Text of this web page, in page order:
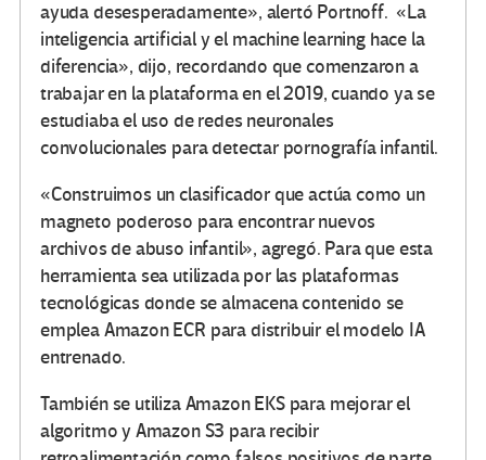
ayuda desesperadamente», alertó Portnoff. «La
inteligencia artificial y el machine learning hace la
diferencia», dijo, recordando que comenzaron a
trabajar en la plataforma en el 2019, cuando ya se
estudiaba el uso de redes neuronales
convolucionales para detectar pornografía infantil.
«Construimos un clasificador que actúa como un
magneto poderoso para encontrar nuevos
archivos de abuso infantil», agregó. Para que esta
herramienta sea utilizada por las plataformas
tecnológicas donde se almacena contenido se
emplea Amazon ECR para distribuir el modelo IA
entrenado.
También se utiliza Amazon EKS para mejorar el
algoritmo y Amazon S3 para recibir